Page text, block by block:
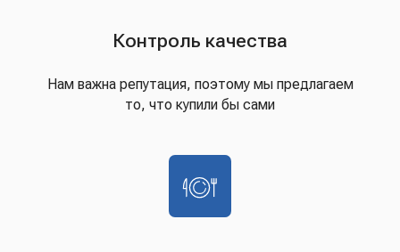
Контроль качества
Нам важна репутация, поэтому мы предлагаем
то, что купили бы сами